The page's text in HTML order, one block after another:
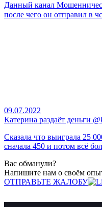
Данный канал
после чего он отправил в
09.07.2022
Катерина раздаёт деньги
Сказала что выиграла 25
сначала 450 и потом всё
Вас обманули?
Напишите нам о своём
ОТПРАВЬТЕ ЖАЛОБУ